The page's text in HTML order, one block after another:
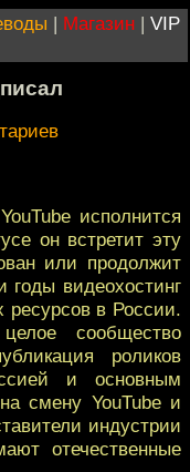
| Магазин | VIP
исполнится
он встретит эту
или продолжит
годы видеохостинг
в России.
сообщество
роликов
и основным
смену YouTube и
индустрии
отечественные